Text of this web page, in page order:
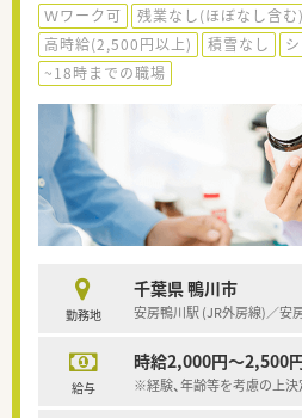
Ｗワーク可
残業なし(ほぼなし含む)
高時給(2,500円以上)
積雪なし
~18時までの職場
勤務地
千葉県 鴨川市
安房鴨川駅 (JR外房線)／安
給与
時給2,000円～2,500
※経験、年齢等を考慮の上決